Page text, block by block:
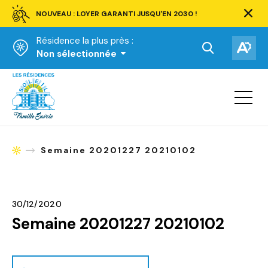
NOUVEAU : LOYER GARANTI JUSQU'EN 2030 !
barre
Résidence la plus près :
Non sélectionnée
Ouvrir
la
recherche.
la
Accueil
Ouvrir
la
AccueilSemaine 20201227 20210102
30/12/2020
Semaine 20201227 20210102